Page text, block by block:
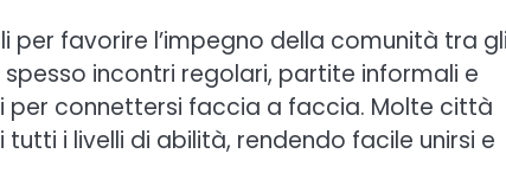
per favorire l’impegno della comunità tra gli
incontri regolari, partite informali e
per connettersi faccia a faccia. Molte città
i livelli di abilità, rendendo facile unirsi e